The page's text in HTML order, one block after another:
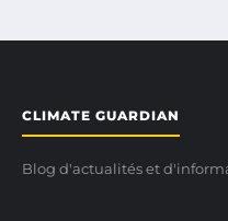
CLIMATE GUARDIAN
Blog d'actualités et